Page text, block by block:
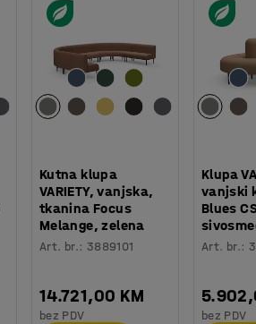
Kutna klupa
VARIETY, vanjska,
tkanina Focus
Melange, zelena
Art. br.: 3889101
14.721,00 KM
bez PDV
Klupa
vanjski
Blues
Art. br.:
bez PDV